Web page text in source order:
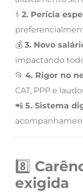
⚕️ 2. Perícia
💰 3. Novo
impactando
📂 4. Rigor no
CAT, PPP e
📲 5. Sistema
8️⃣
exigida